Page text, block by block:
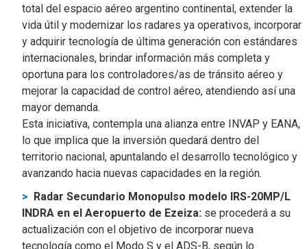
total del espacio aéreo argentino continental, extender la
vida útil y modernizar los radares ya operativos, incorporar
y adquirir tecnología de última generación con estándares
internacionales, brindar información más completa y
oportuna para los controladores/as de tránsito aéreo y
mejorar la capacidad de control aéreo, atendiendo así una
mayor demanda.
Esta iniciativa, contempla una alianza entre INVAP y EANA,
lo que implica que la inversión quedará dentro del
territorio nacional, apuntalando el desarrollo tecnológico y
avanzando hacia nuevas capacidades en la región.
Radar Secundario Monopulso modelo IRS-20MP/L
INDRA en el Aeropuerto de Ezeiza: se procederá a su
actualización con el objetivo de incorporar nueva
tecnología como el Modo S y el ADS-B, según lo